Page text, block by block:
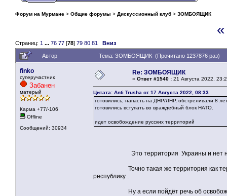
Форум на Мурмане > Общие форумы > Дискуссионный клуб > ЗОМБОЯЩИК
Страниц: 1 ... 76 77 [78] 79 80 81 Вниз
Автор Тема: ЗОМБОЯЩИК (Прочитано 1237876 раз)
finko
суперучастник
Забанен
матерый
Карма +77/-106
Offline
Сообщений: 30934
Re: ЗОМБОЯЩИК
« Ответ #1540 : 21 Августа 2022,
Цитата: Anti Trusha от 17 Августа 2022, 08:33
готовились, напасть на ДНР/ЛНР, обстреливали 8
готовились вступать во враждебный блок НАТО.
идет освобождение русских территорий
Это территория Украины и нет нигде
Точно такая же территория как
республику .
Ну а если пойдёт речь об